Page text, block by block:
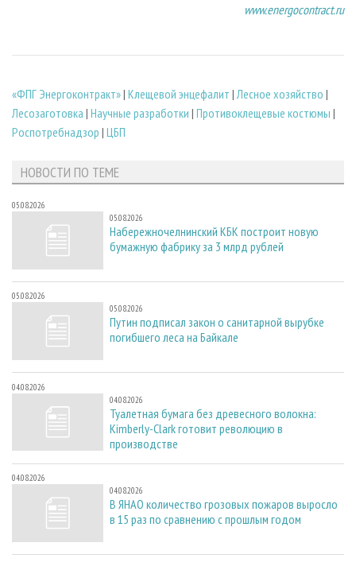
www.energocontract.ru
«ФПГ Энергоконтракт»| Клещевой энцефалит |Лесное хозяйство |
Лесозаготовка | Научные разработки | Противоклещевые костюмы |
Роспотребнадзор | ЦБП
НОВОСТИ ПО ТЕМЕ
05.08.2026
05.08.2026
Набережночелнинский КБК построит новую
бумажную фабрику за 3 млрд рублей
05.08.2026
05.08.2026
Путин подписал закон о санитарной вырубке
погибшего леса на Байкале
04.08.2026
04.08.2026
Туалетная бумага без древесного волокна:
Kimberly-Clark готовит революцию в
производстве
04.08.2026
04.08.2026
В ЯНАО количество грозовых пожаров выросло
в 15 раз по сравнению с прошлым годом